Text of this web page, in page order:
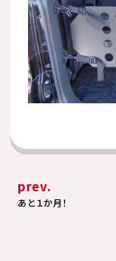
prev.
あと１か月！